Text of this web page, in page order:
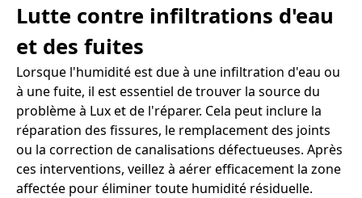
Lutte contre infiltrations d'eau
et des fuites
Lorsque l'humidité est due à une infiltration d'eau ou
à une fuite, il est essentiel de trouver la source du
problème à Lux et de l'réparer. Cela peut inclure la
réparation des fissures, le remplacement des joints
ou la correction de canalisations défectueuses. Après
ces interventions, veillez à aérer efficacement la zone
affectée pour éliminer toute humidité résiduelle.